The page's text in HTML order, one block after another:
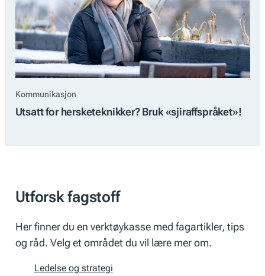
Kommunikasjon
Utsatt for hersketeknikker? Bruk «sjiraffspråket»!
Utforsk fagstoff
Her finner du en verktøykasse med fagartikler, tips
og råd. Velg et området du vil lære mer om.
Ledelse og strategi